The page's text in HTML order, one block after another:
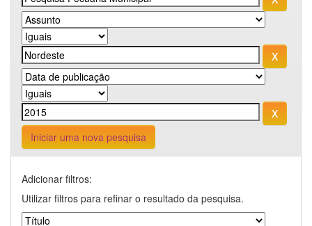
Iniciar uma nova pesquisa
Adicionar filtros:
Utilizar filtros para refinar o resultado da pesquisa.